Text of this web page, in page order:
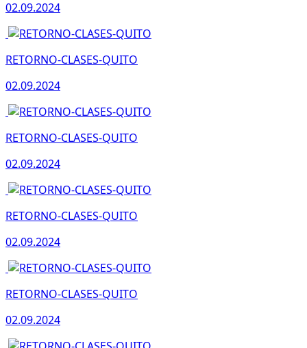
02.09.2024
RETORNO-CLASES-QUITO
02.09.2024
RETORNO-CLASES-QUITO
02.09.2024
RETORNO-CLASES-QUITO
02.09.2024
RETORNO-CLASES-QUITO
02.09.2024